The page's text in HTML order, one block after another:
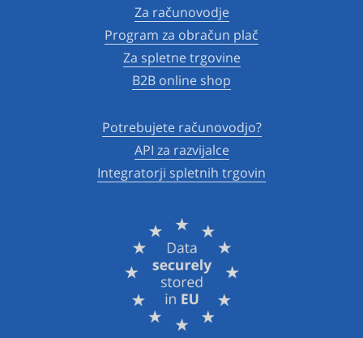
Za računovodje
Program za obračun plač
Za spletne trgovine
B2B online shop
Potrebujete računovodjo?
API za razvijalce
Integratorji spletnih trgovin